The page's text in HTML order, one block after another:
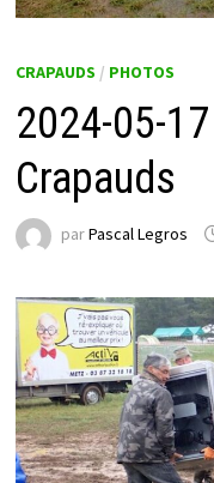
CRAPAUDS / PHOTOS
2024-05-
Crapauds
parPascal Legros